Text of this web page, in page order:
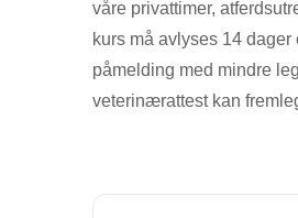
våre privattimer,
kurs må avlyses 14 dager
påmelding med mindre
veterinærattest kan